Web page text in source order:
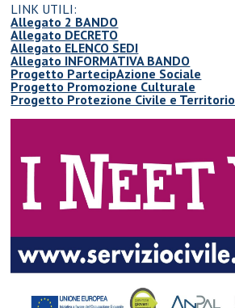
LINK UTILI:
Allegato 2 BANDO
Allegato DECRETO
Allegato ELENCO SEDI
Allegato INFORMATIVA BANDO
Progetto PartecipAzione Sociale
Progetto Promozione Culturale
Progetto Protezione Civile e Territorio